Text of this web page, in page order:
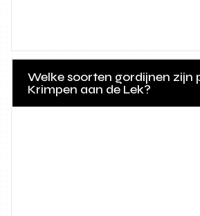
Welke soorten gordijnen zijn
Krimpen aan de Lek?